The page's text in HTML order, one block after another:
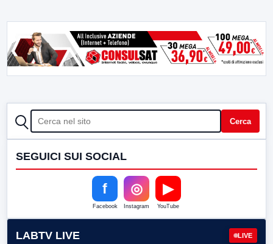
CERCA Cerca
SEGUICI SUI SOCIAL
f
Facebook
◎
Instagram
▶
YouTube
LABTV LIVE LIVE